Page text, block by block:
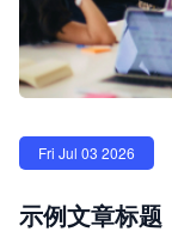
Fri Jul 03 2026
示例文章标题